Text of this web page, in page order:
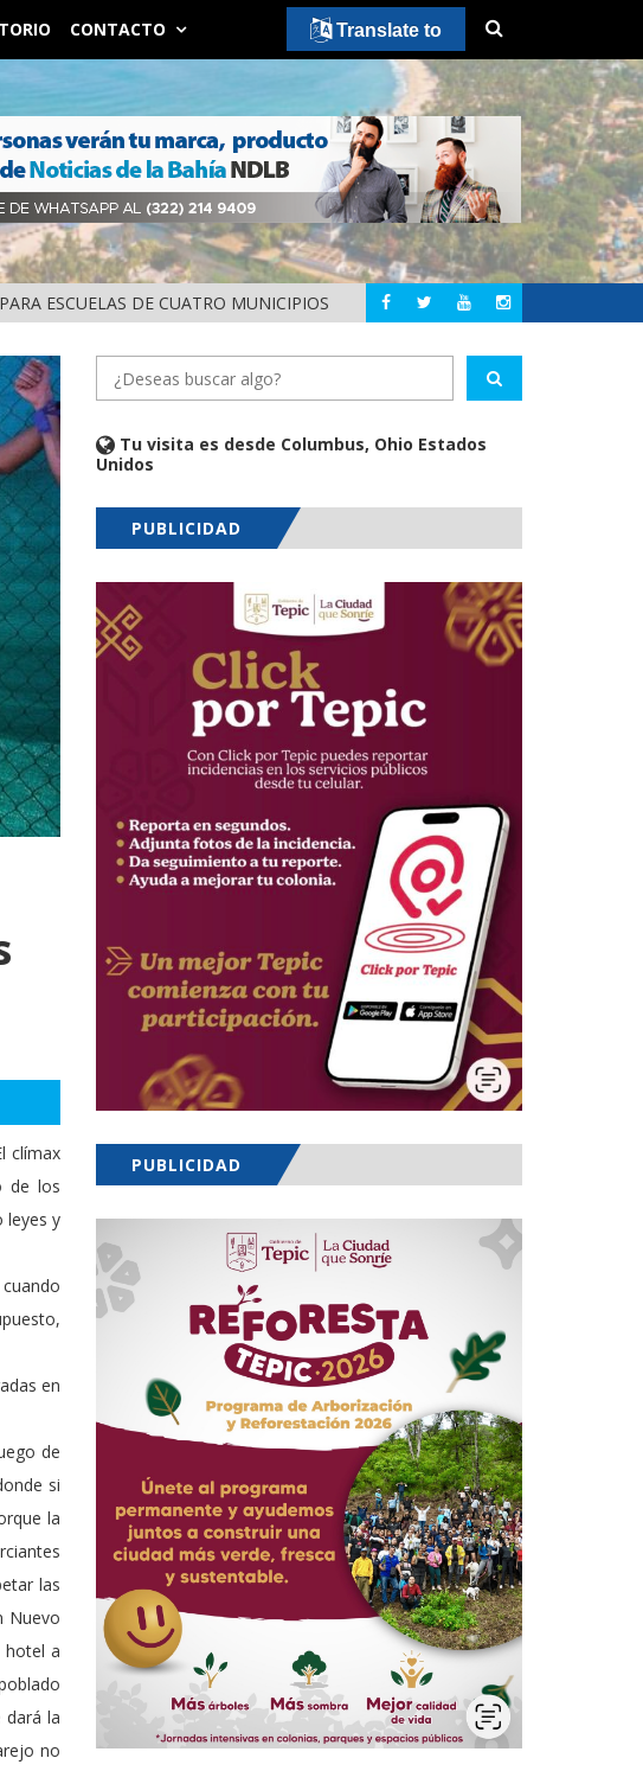
CONTACTO
ESCUELAS DE CUATRO MUNICIPIOS NAYARIT HÉCTOR
clímax
de los
leyes y
en
de
si
la
las
Nuevo
hotel a
dará la
no
Tu visita es desde Columbus, Ohio Estados
Unidos
PUBLICIDAD
PUBLICIDAD
Translate to